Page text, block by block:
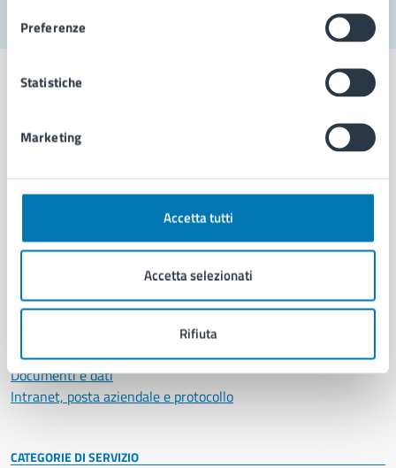
Preferenze
Statistiche
Marketing
Accetta tutti
Accetta selezionati
Rifiuta
Comune di Napoli
AMMINISTRAZIONE
Organi di governo
Enti e fondazioni
Personale amministrativo
Documenti e dati
Intranet, posta aziendale e protocollo
CATEGORIE DI SERVIZIO